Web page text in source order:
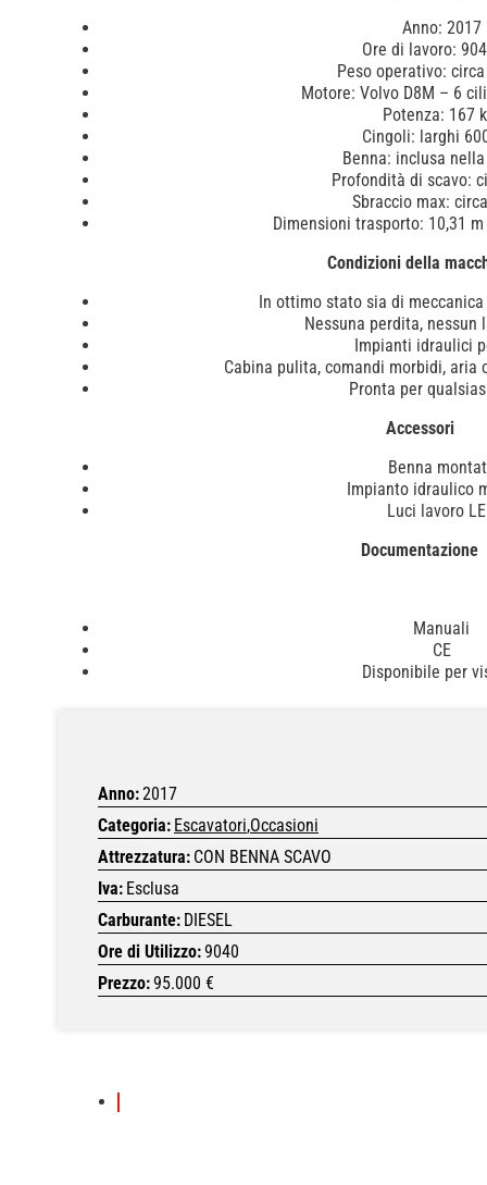
Anno: 2017
Ore di lavoro:
Peso operativo:
Motore: Volvo D8M – 6
Potenza: 167
Cingoli: larghi
Benna: inclusa
Profondità di scavo:
Sbraccio max:
Dimensioni trasporto: 10,31
Condizioni della
In ottimo stato sia di
Nessuna perdita, nessun
Impianti idraulici
Cabina pulita, comandi morbidi, aria
Pronta per
Accessori
Benna
Impianto idraulico
Luci lavoro
Documentazione
Manuali
CE
Disponibile per
Anno:2017
Categoria: Escavatori,Occasioni
Attrezzatura: CON BENNA SCAVO
Iva: Esclusa
Carburante: DIESEL
Ore di Utilizzo:9040
Prezzo:95.000 €